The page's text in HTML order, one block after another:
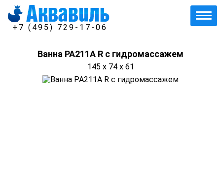
+7 (495) 729-17-06
Ванна PA211A R с гидромассажем
145 x 74 x 61